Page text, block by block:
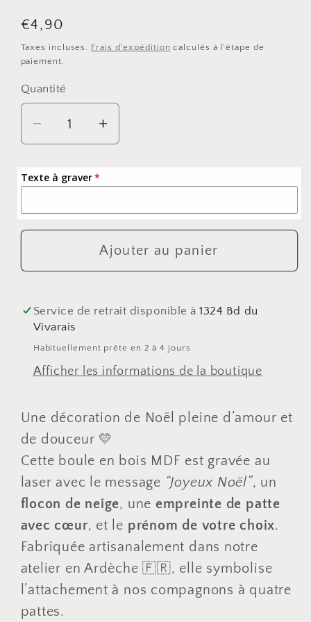
Prix
habituel
€4,90
Taxes incluses. Frais d'expédition calculés à l'étape de
paiement.
Quantité
Quantité
Réduire
la
quantité
de
de
personnalisée
–
prénom
&amp;
de
patte
Augmenter
la
de
de
Noël
personnalisée
–
prénom
&amp;
de
patte
Texte à graver
Ajouter au panier
Service de retrait disponible à1324 Bd du
Vivarais
Habituellement prête en 2 à 4 jours
Afficher les informations de la boutique
Une décoration de Noël pleine d’amour et
de douceur 💛
Cette boule en bois MDF est gravée au
laser avec le message “Joyeux Noël”, un
flocon de neige, une empreinte de patte
avec cœur, et le prénom de votre choix.
Fabriquée artisanalement dans notre
atelier en Ardèche 🇫🇷, elle symbolise
l’attachement à nos compagnons à quatre
pattes.